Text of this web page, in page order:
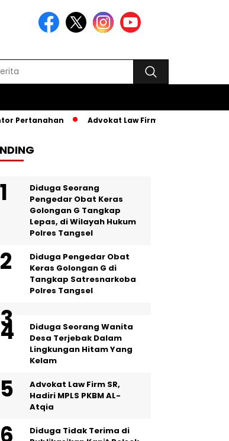
Pertanahan Advokat Law Firm SR, Hadiri MPLS
‎Diduga Seorang
Pengedar Obat Keras
Golongan G Tangkap
Lepas, di Wilayah Hukum
Polres Tangsel
Diduga Pengedar Obat
Keras Golongan G di
Tangkap Satresnarkoba
Polres Tangsel
‎Diduga Seorang Wanita
Desa Terjebak Dalam
Lingkungan Hitam Yang
Kelam
Advokat Law Firm SR,
Hadiri MPLS PKBM AL-
Atqia
Diduga Tidak Terima di